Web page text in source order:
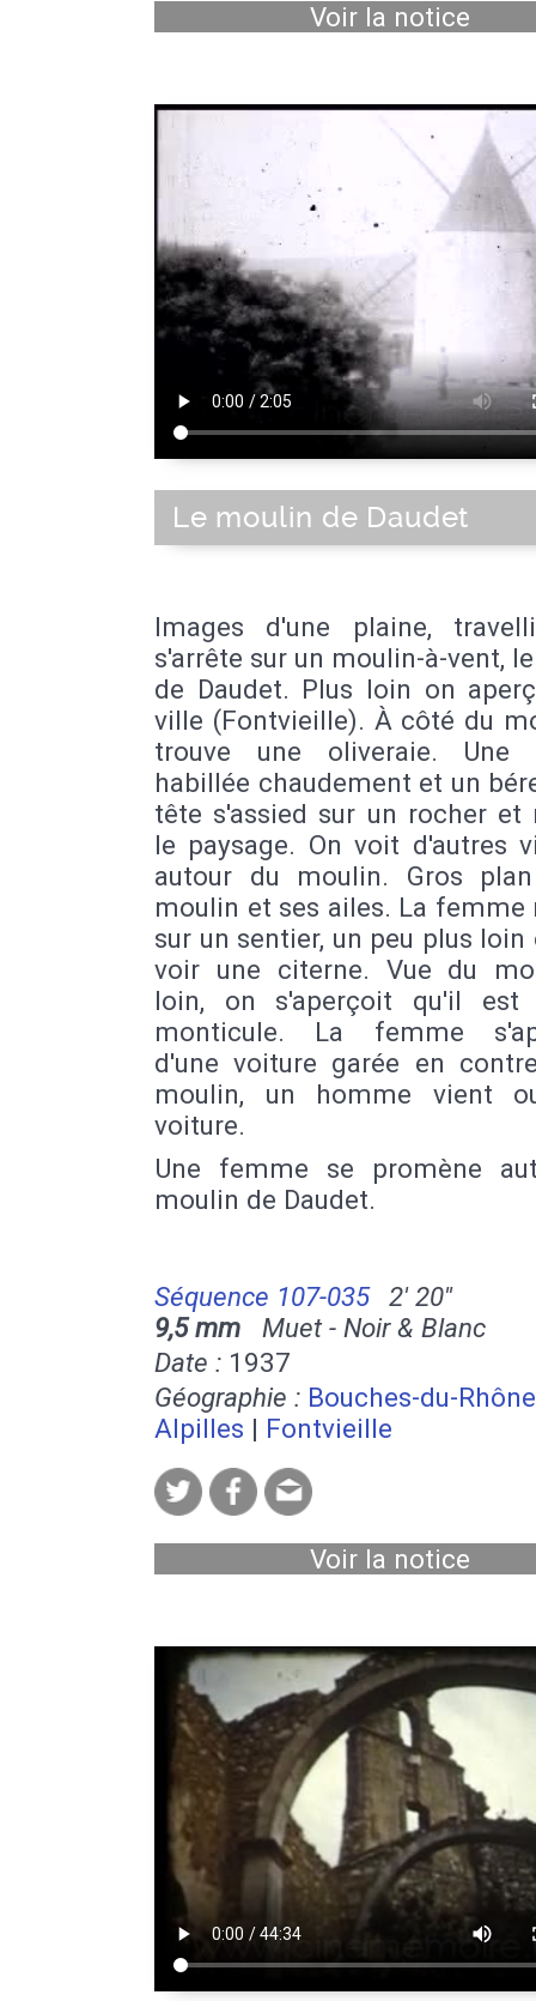
Voir la notice
Le moulin de Daudet
Images d'une plaine,
s'arrête sur un moulin-à-vent,
de Daudet. Plus loin on
ville (Fontvieille). À côté du
trouve une oliveraie. Une
habillée chaudement et un
tête s'assied sur un rocher et
le paysage. On voit d'autres
autour du moulin. Gros
moulin et ses ailes. La femme
sur un sentier, un peu plus loin
voir une citerne. Vue du
loin, on s'aperçoit qu'il est
monticule. La femme
d'une voiture garée en
moulin, un homme vient
voiture.
Une femme se promène
moulin de Daudet.
Séquence 107-035
2' 20''
9,5 mm Muet - Noir & Blanc
Date : 1937
Géographie : Bouches-du-
Alpilles | Fontvieille
Voir la notice